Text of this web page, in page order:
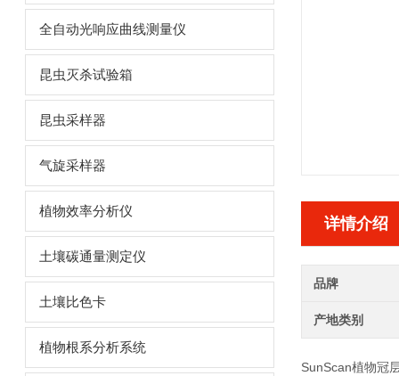
全自动光响应曲线测量仪
昆虫灭杀试验箱
昆虫采样器
气旋采样器
植物效率分析仪
土壤碳通量测定仪
土壤比色卡
植物根系分析系统
详情介绍
品牌
产地类别
SunScan植物冠